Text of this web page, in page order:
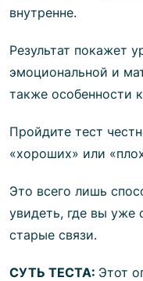
внутренне.
Результат покажет
эмоциональной и
также особенности
Пройдите тест
«хороших» или
Это всего лишь
увидеть, где вы уже
старые связи.
СУТЬ ТЕСТА: Этот